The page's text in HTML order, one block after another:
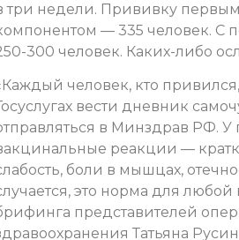
три недели. Прививку
— 335 человек. С
300 человек. Каких-либо
человек, кто
вести дневник
в Минздрав РФ.
реакции —
боли в мышцах,
это норма для
представителей
Татьяна